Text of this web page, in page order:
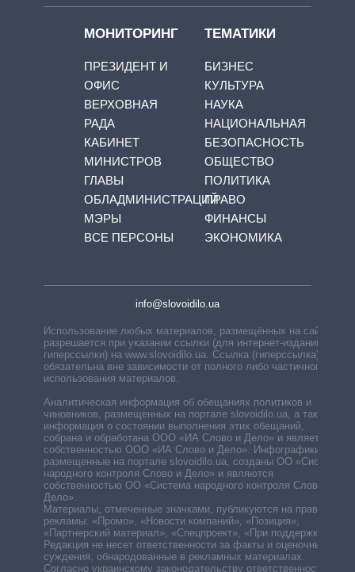
МОНИТОРИНГ
ПРЕЗИДЕНТ И
ОФИС
ВЕРХОВНАЯ
РАДА
КАБИНЕТ
МИНИСТРОВ
ГЛАВЫ
ОБЛАДМИНИСТРАЦИЙ
МЭРЫ
ВСЕ ПЕРСОНЫ
ТЕМАТИКИ
БИЗНЕС
КУЛЬТУРА
НАУКА
НАЦИОНАЛЬНАЯ
БЕЗОПАСНОСТЬ
ОБЩЕСТВО
ПОЛИТИКА
ПРАВО
ФИНАНСЫ
ЭКОНОМИКА
info@slovoidilo.ua
Использование любых материалов, размещённых на сайте,
разрешается при указании ссылки (для интернет-изданий —
гиперссылки) на www.slovoidilo.ua. Ссылка (гиперссылка)
обязательна вне зависимости от полного либо частичного
использования материалов.
Аналитическая информация об обещаниях политиков и
чиновников, размещенных на портале slovoidilo.ua, а также
информация о состоянии выполнения этих обещаний,
собрана и обработана ООО «ИА Слово и Дело» и является
собственностью ООО «ИА Слово и Дело». Инфографики,
размещенные на портале slovoidilo.ua, созданы ОО «Система
народного контроля Слово и Дело» и являются
собственностью ОО «Система народного контроля Слово и
Дело».
Материалы, отмеченные значками, публикуются на правах
рекламы: «Промо», «Новости компаний», «Позиция»,
«Партнерский материал», «Спецпроект», «При поддержке».
Редакция не несет ответственности за факты и оценочные
суждения, обнародованные в рекламных материалах.
Согласно украинскому законодательству ответственность за